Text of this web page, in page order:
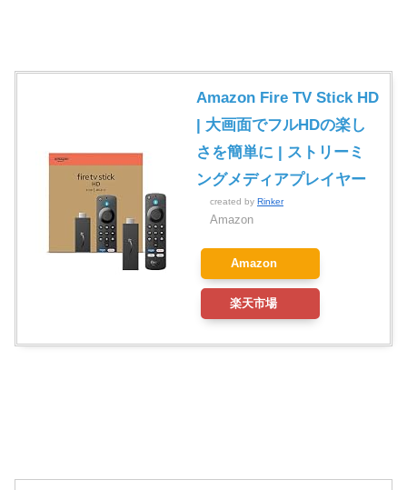
Amazon Fire TV Stick HD
| 大画面でフルHDの楽し
さを簡単に | ストリーミ
ングメディアプレイヤー
created by Rinker
Amazon
Amazon
楽天市場